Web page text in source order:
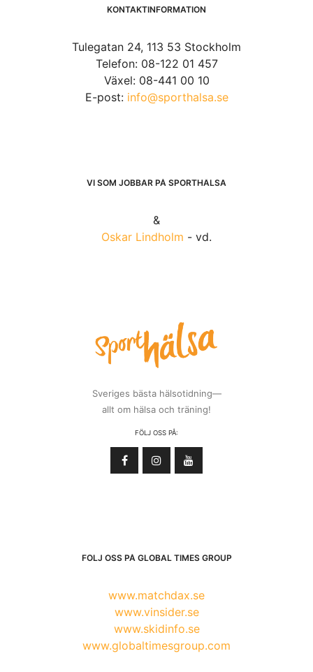
KONTAKTINFORMATION
Tulegatan 24, 113 53 Stockholm
Telefon: 08-122 01 457
Växel: 08-441 00 10
E-post: info@sporthalsa.se
VI SOM JOBBAR PÅ SPORTHÄLSA
&
Oskar Lindholm - vd.
Sveriges bästa hälsotidning—
allt om hälsa och träning!
FÖLJ OSS PÅ:
FÖLJ OSS PÅ GLOBAL TIMES GROUP
www.matchdax.se
www.vinsider.se
www.skidinfo.se
www.globaltimesgroup.com